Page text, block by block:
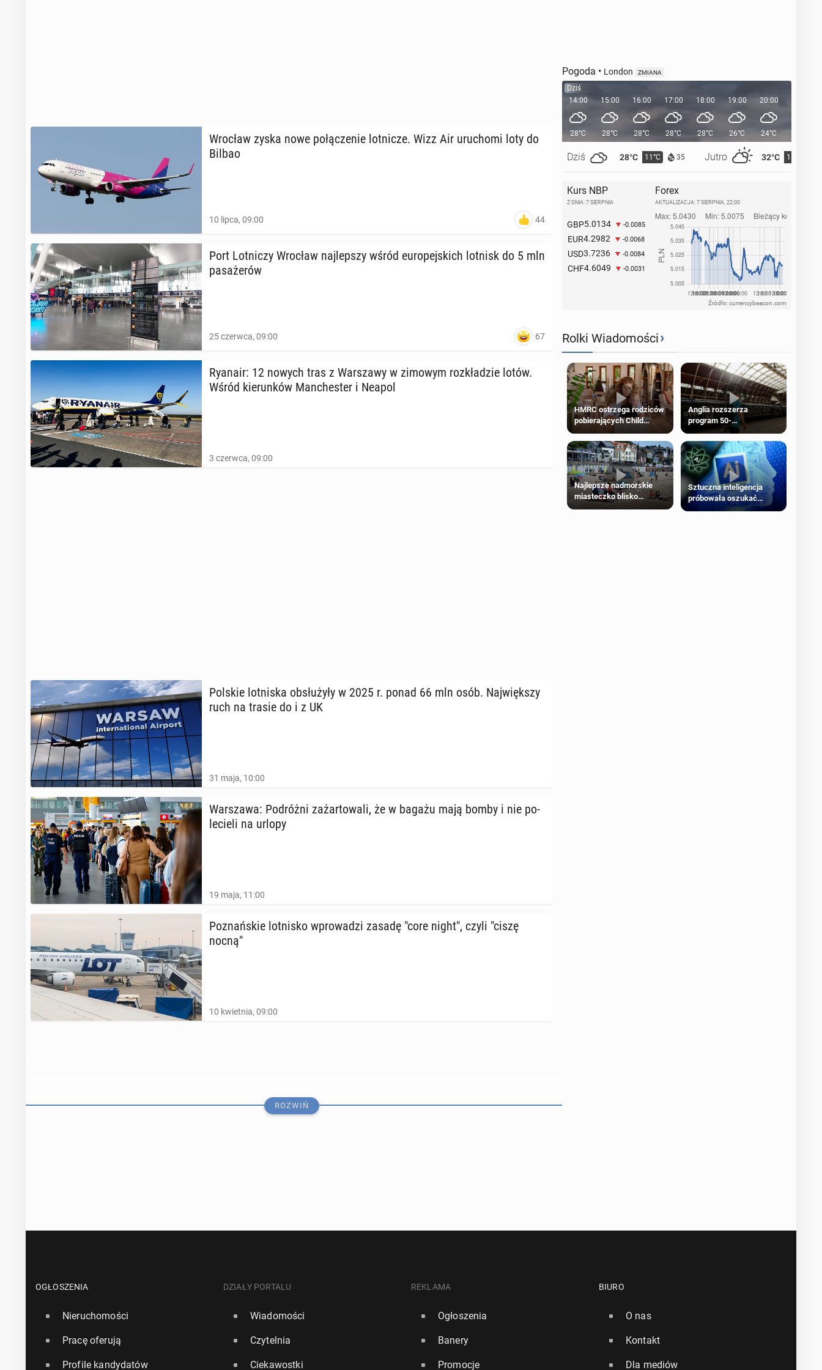
Wrocław zyska nowe po­łą­cze­nie lot­ni­cze. Wizz Air uru­cho­mi loty do
Bilbao
10 lipca, 09:00 44
Port Lot­ni­czy Wrocław naj­lep­szy wśród eu­ro­pej­skich lotnisk do 5 mln
pa­sa­że­rów
25 czerwca, 09:00 67
Ryanair: 12 nowych tras z War­sza­wy w zimowym roz­kła­dzie lotów.
Wśród kie­run­ków Man­che­ster i Neapol
3 czerwca, 09:00
Polskie lot­ni­ska ob­słu­ży­ły w 2025 r. ponad 66 mln osób. Naj­więk­szy
ruch na trasie do i z UK
31 maja, 10:00
War­sza­wa: Po­dróż­ni za­żar­to­wa­li, że w bagażu mają bomby i nie po­
le­cie­li na urlopy
19 maja, 11:00
Po­znań­skie lot­ni­sko wpro­wa­dzi zasadę "core night", czyli "ciszę
nocną"
10 kwietnia, 09:00
LOT uru­cho­mił bez­po­śred­nie po­łą­cze­nia z Krakowa do Bar­ce­lo­ny,
ROZWIŃ
Pogoda • London ZMIANA
Dziś
14:00
28°C
Dziś 28°C 11°C 35 Jutro 32°C 15°C
15:00
28°C
16:00
28°C
17:00
28°C
18:00
28°C
19:00
26°C
20:00
24°C
Kurs NBP
Z DNIA: 7 SIERPNIA
GBP5.0134 -0.0085
EUR4.2982 -0.0068
USD3.7236 -0.0084
CHF4.6049 -0.0031
Forex
AKTUALIZACJA: 7 SIERPNIA, 22:00
Źródło: currencybeacon.com
Rolki Wiadomości›
HMRC ostrzega rodziców
pobierających Child
Benefit. Mogą być
zobowiązani do zwrotu
zasiłku
Anglia rozszerza
program 50-
procentowych zniżek
kolejowych na 18-latków
Najlepsze nadmorskie
miasteczko blisko
Sztuczna inteligencja
próbowała oszukać
człowieka
OGŁOSZENIA
Nieruchomości
Pracę oferują
Profile kandydatów
DZIAŁY PORTALU
Wiadomości
Czytelnia
Ciekawostki
REKLAMA
Ogłoszenia
Banery
Promocje
BIURO
O nas
Kontakt
Dla mediów